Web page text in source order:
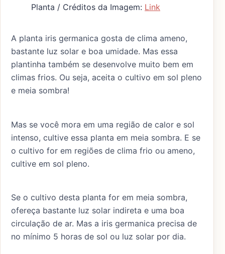
Planta / Créditos da Imagem: Link
A planta iris germanica gosta de clima ameno,
bastante luz solar e boa umidade. Mas essa
plantinha também se desenvolve muito bem em
climas frios. Ou seja, aceita o cultivo em sol pleno
e meia sombra!
Mas se você mora em uma região de calor e sol
intenso, cultive essa planta em meia sombra. E se
o cultivo for em regiões de clima frio ou ameno,
cultive em sol pleno.
Se o cultivo desta planta for em meia sombra,
ofereça bastante luz solar indireta e uma boa
circulação de ar. Mas a iris germanica precisa de
no mínimo 5 horas de sol ou luz solar por dia.